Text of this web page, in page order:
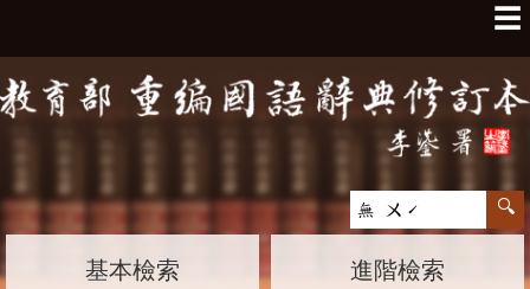
☰
基本檢索 進階檢索